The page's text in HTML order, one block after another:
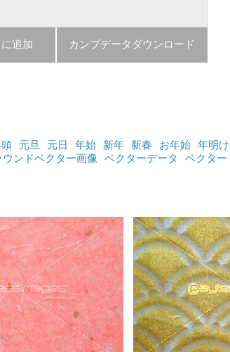
追加 カンプデータダウンロード
元旦 元日 年始 新年 新春 お年始 年明け
ンドベクター画像 ベクターデータ ベクター